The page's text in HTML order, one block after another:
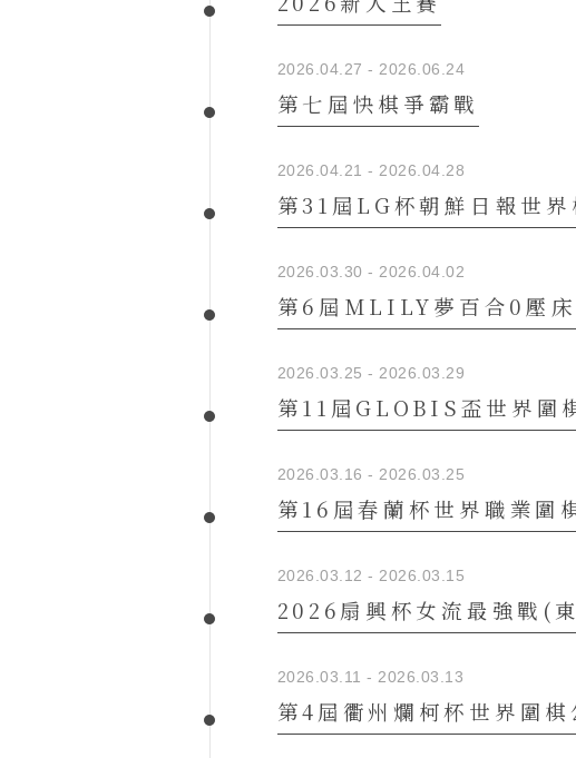
2026.04.27 - 2026.06.24
第七屆快棋爭霸戰
2026.04.21 - 2026.04.28
第31屆LG杯朝鮮日報世
2026.03.30 - 2026.04.02
第6屆MLILY夢百合0壓
2026.03.25 - 2026.03.29
第11屆GLOBIS盃世界圍
2026.03.16 - 2026.03.25
第16屆春蘭杯世界職業圍
2026.03.12 - 2026.03.15
2026扇興杯女流最強戰(
2026.03.11 - 2026.03.13
第4屆衢州爛柯杯世界圍